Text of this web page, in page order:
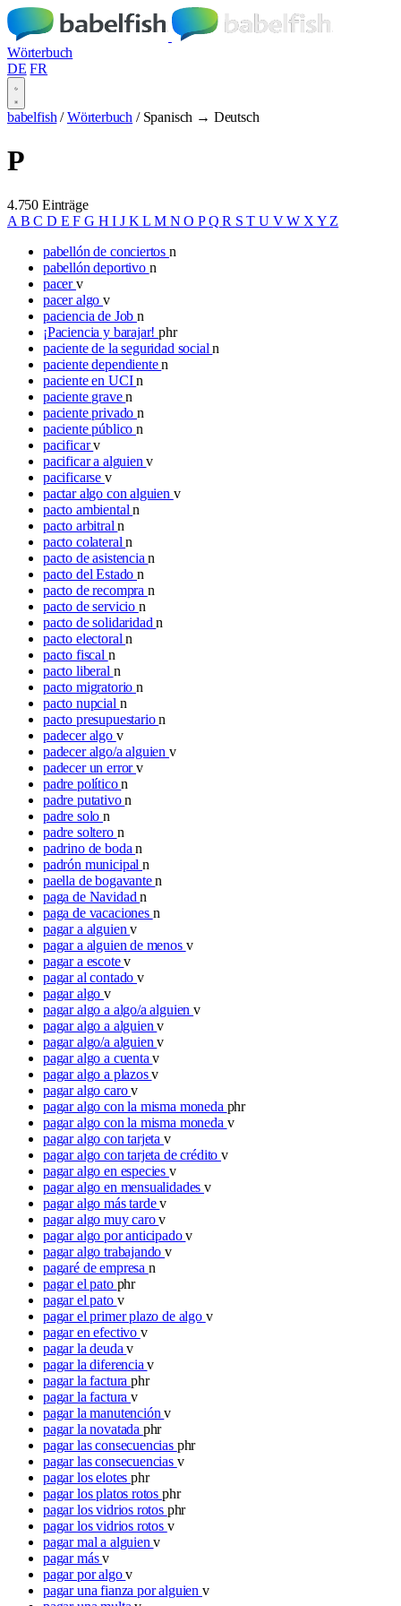
Wörterbuch
DE FR
babelfish / Wörterbuch / Spanisch → Deutsch
P
4.750 Einträge
A BC D EF G HI J KL M NO PQR STU VW X Y Z
pabellón de conciertos n
pabellón deportivo n
pacerv
pacer algov
paciencia de Jobn
¡Paciencia y barajar!phr
paciente de la seguridad socialn
paciente dependienten
paciente en UCIn
paciente graven
paciente privadon
paciente públicon
pacificarv
pacificar a alguienv
pacificarse v
pactar algo con alguien v
pacto ambientaln
pacto arbitraln
pacto colateraln
pacto de asistencian
pacto del Estadon
pacto de recompra n
pacto de servicio n
pacto de solidaridadn
pacto electoraln
pacto fiscal n
pacto liberal n
pacto migratorion
pacto nupcial n
pacto presupuestarion
padecer algo v
padecer algo/a alguien v
padecer un errorv
padre políticon
padre putativon
padre solon
padre soltero n
padrino de bodan
padrón municipaln
paella de bogavanten
paga de Navidadn
paga de vacaciones n
pagar a alguienv
pagar a alguien de menos v
pagar a escotev
pagar al contadov
pagar algov
pagar algo a algo/a alguienv
pagar algo a alguienv
pagar algo/a alguienv
pagar algo a cuentav
pagar algo a plazosv
pagar algo carov
pagar algo con la misma moneda phr
pagar algo con la misma moneda v
pagar algo con tarjeta v
pagar algo con tarjeta de créditov
pagar algo en especies v
pagar algo en mensualidadesv
pagar algo más tardev
pagar algo muy carov
pagar algo por anticipadov
pagar algo trabajandov
pagaré de empresa n
pagar el pato phr
pagar el pato v
pagar el primer plazo de algo v
pagar en efectivo v
pagar la deudav
pagar la diferenciav
pagar la facturaphr
pagar la facturav
pagar la manutenciónv
pagar la novatada phr
pagar las consecuencias phr
pagar las consecuencias v
pagar los elotesphr
pagar los platos rotos phr
pagar los vidrios rotos phr
pagar los vidrios rotos v
pagar mal a alguienv
pagar másv
pagar por algov
pagar una fianza por alguien v